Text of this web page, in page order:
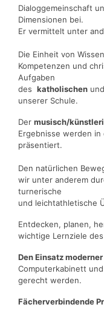
Dialoggemeinschaft
Dimensionen bei.
Er vermittelt unter
Die Einheit von
Kompetenzen und
Aufgaben
des katholischen und
unserer Schule.
Der musisch/
Ergebnisse werden
präsentiert.
Den natürlichen
wir unter anderem
turnerische
und leichtathletische
Entdecken, planen,
wichtige Lernziele des
Den Einsatz
Computerkabinett
gerecht werden.
Fächerverbindende